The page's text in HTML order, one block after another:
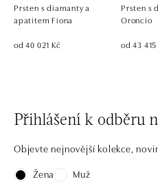
Prsten s diamanty a
apatitem Fiona
od 40 021 Kč
Prsten s
Oroncio
od 43 415
Přihlášení k odběru
Objevte nejnovější kolekce,
Žena
Muž